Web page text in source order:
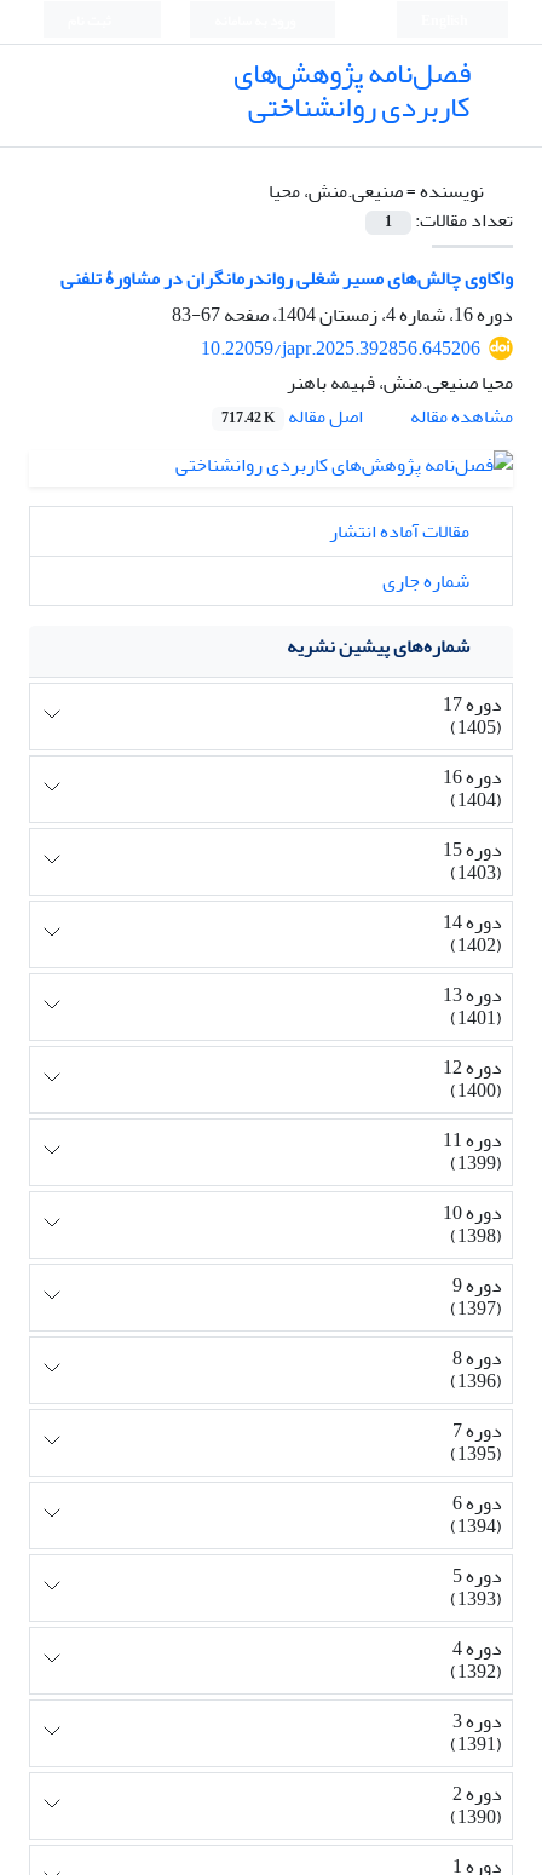
فصل‌نامه پژوهش‌های
کاربردی روانشناختی
نویسنده =صنیعی.منش، محیا
تعداد مقالات:
1
واکاوی چالش‌های مسیر شغلی رواندرمانگران در مشاورۀ تلفنی
دوره 16، شماره 4، زمستان 1404، صفحه
67-83
10.22059/japr.2025.392856.645206
محیا صنیعی.منش، فهیمه باهنر
مشاهده مقاله
اصل مقاله 717.42 K
مقالات آماده انتشار
شماره جاری
شماره‌های پیشین نشریه
دوره 17
(1405)
دوره 16
(1404)
دوره 15
(1403)
دوره 14
(1402)
دوره 13
(1401)
دوره 12
(1400)
دوره 11
(1399)
دوره 10
(1398)
دوره 9
(1397)
دوره 8
(1396)
دوره 7
(1395)
دوره 6
(1394)
دوره 5
(1393)
دوره 4
(1392)
دوره 3
(1391)
دوره 2
(1390)
دوره 1